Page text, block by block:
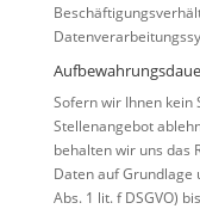
Sofern wir Ihnen kein
Stellenangebot
behalten wir uns das
Daten auf
Abs. 1 lit. f DSGVO)